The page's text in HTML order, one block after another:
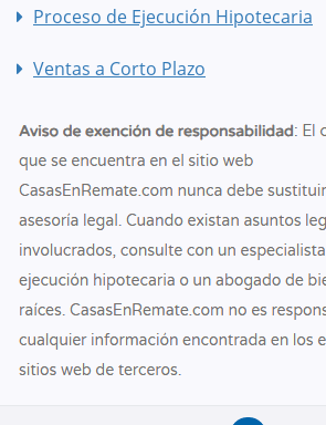
Proceso de Ejecución Hipotecaria
Ventas a Corto Plazo